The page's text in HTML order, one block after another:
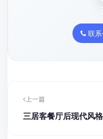
联系
上一篇
三居客餐厅后现代风